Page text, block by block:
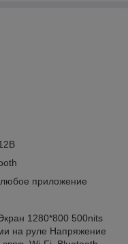
приложение
1280*800 500nits
на руле Напряжение